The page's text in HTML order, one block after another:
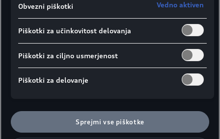
360
Obvezni piškotki Vedno aktiven
Piškotki za učinkovitost delovanja
Piškotki za ciljno usmerjenost
Piškotki za delovanje
Sprejmi vse piškotke